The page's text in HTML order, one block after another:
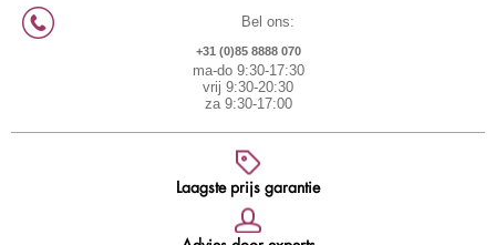
Bel ons:
+31 (0)85 8888 070
ma-do 9:30-17:30
vrij 9:30-20:30
za 9:30-17:00
Laagste prijs garantie